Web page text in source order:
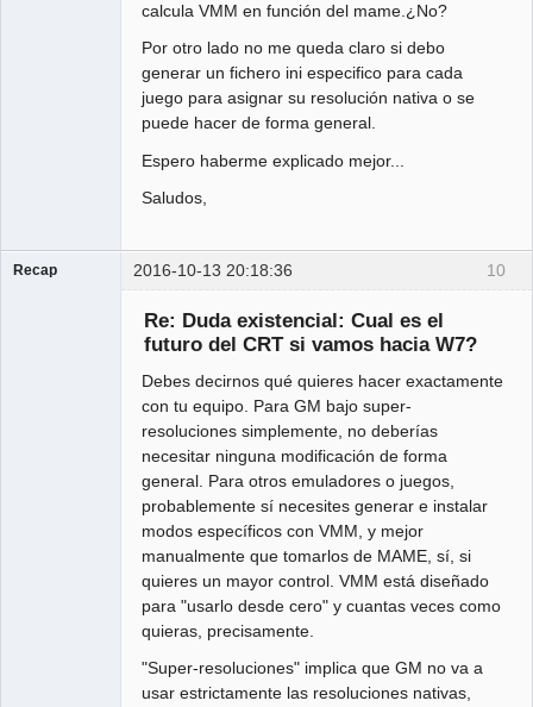
calcula VMM en función del mame.¿No?
Por otro lado no me queda claro si debo
generar un fichero ini especifico para cada
juego para asignar su resolución nativa o se
puede hacer de forma general.
Espero haberme explicado mejor...
Saludos,
10
Recap 2016-10-13 20:18:36
Re: Duda existencial: Cual es el
futuro del CRT si vamos hacia W7?
Debes decirnos qué quieres hacer exactamente
con tu equipo. Para GM bajo super-
resoluciones simplemente, no deberías
necesitar ninguna modificación de forma
general. Para otros emuladores o juegos,
probablemente sí necesites generar e instalar
modos específicos con VMM, y mejor
manualmente que tomarlos de MAME, sí, si
quieres un mayor control. VMM está diseñado
para "usarlo desde cero" y cuantas veces como
quieras, precisamente.
"Super-resoluciones" implica que GM no va a
usar estrictamente las resoluciones nativas,